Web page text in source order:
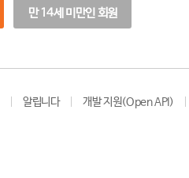
만 14세 미만인 회원
알립니다 개발 지원(Open API)